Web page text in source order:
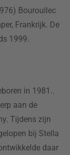
Bouroullec
Frankrijk. De
1999.
in 1981..
aan de
Tijdens zijn
bij Stella
daar